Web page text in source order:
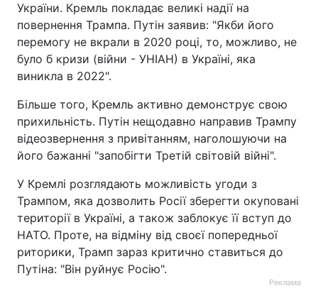
України. Кремль покладає великі надії на
повернення Трампа. Путін заявив: "Якби його
перемогу не вкрали в 2020 році, то, можливо, не
було б кризи (війни - УНІАН) в Україні, яка
виникла в 2022".
Більше того, Кремль активно демонструє свою
прихильність. Путін нещодавно направив Трампу
відеозвернення з привітанням, наголошуючи на
його бажанні "запобігти Третій світовій війні".
У Кремлі розглядають можливість угоди з
Трампом, яка дозволить Росії зберегти окуповані
території в Україні, а також заблокує її вступ до
НАТО. Проте, на відміну від своєї попередньої
риторики, Трамп зараз критично ставиться до
Путіна: "Він руйнує Росію".
Реклама